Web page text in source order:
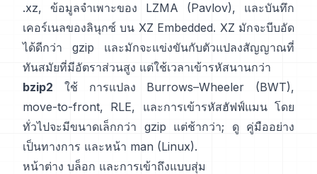
.xz, ข้อมูลจำเพาะของ LZMA (Pavlov), และบันทึก
เคอร์เนลของลินุกซ์ บน XZ Embedded. XZ มักจะบีบอัด
ได้ดีกว่า gzip และมักจะแข่งขันกับตัวแปลงสัญญาณที่
ทันสมัยที่มีอัตราส่วนสูง แต่ใช้เวลาเข้ารหัสนานกว่า
bzip2 ใช้ การแปลง Burrows–Wheeler (BWT),
move-to-front, RLE, และการเข้ารหัสฮัฟฟ์แมน โดย
ทั่วไปจะมีขนาดเล็กกว่า gzip แต่ช้ากว่า; ดู คู่มืออย่าง
เป็นทางการ และหน้า man (Linux).
หน้าต่าง บล็อก และการเข้าถึงแบบสุ่ม